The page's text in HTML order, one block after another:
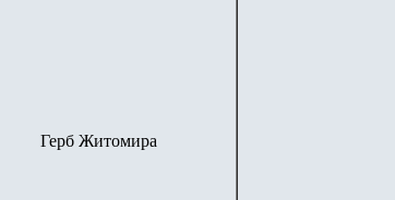
Герб Житомира